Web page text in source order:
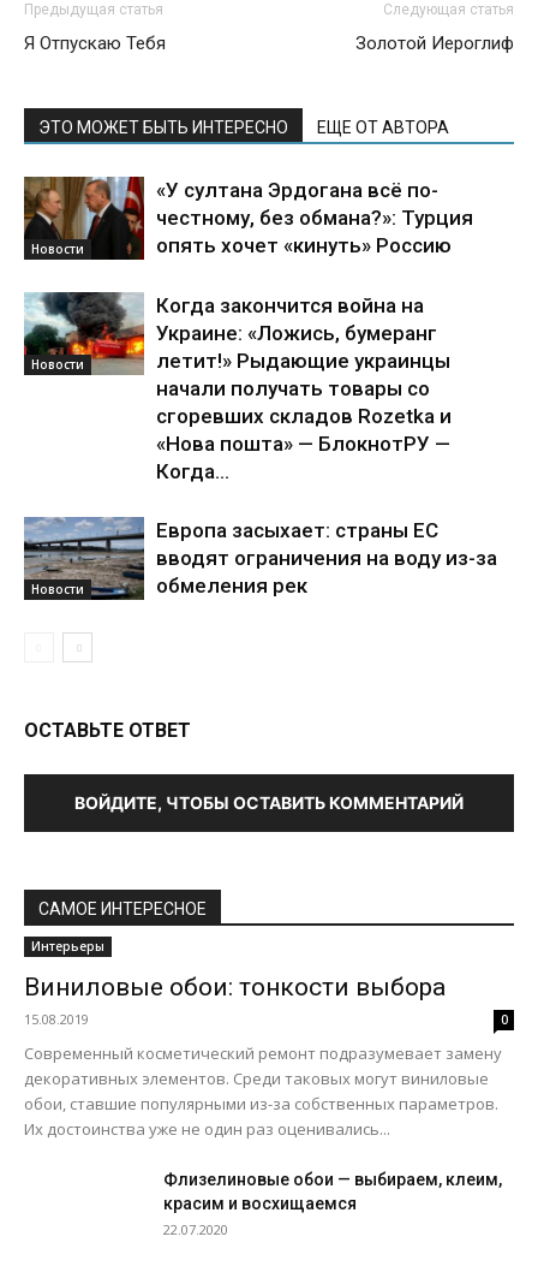
Предыдущая статья
Я Отпускаю Тебя
Следующая статья
Золотой Иероглиф
ЭТО МОЖЕТ БЫТЬ ИНТЕРЕСНО ЕЩЕ ОТ АВТОРА
Новости
«У султана Эрдогана всё по-
честному, без обмана?»: Турция
опять хочет «кинуть» Россию
Новости
Когда закончится война на
Украине: «Ложись, бумеранг
летит!» Рыдающие украинцы
начали получать товары со
сгоревших складов Rozetka и
«Нова пошта» — БлокнотРУ —
Когда...
Новости
Европа засыхает: страны ЕС
вводят ограничения на воду из-за
обмеления рек
ОСТАВЬТЕ ОТВЕТ
ВОЙДИТЕ, ЧТОБЫ ОСТАВИТЬ КОММЕНТАРИЙ
САМОЕ ИНТЕРЕСНОЕ
Интерьеры
Виниловые обои: тонкости выбора
15.08.2019 0
Современный косметический ремонт подразумевает замену
декоративных элементов. Среди таковых могут виниловые
обои, ставшие популярными из-за собственных параметров.
Их достоинства уже не один раз оценивались...
Флизелиновые обои — выбираем, клеим,
красим и восхищаемся
22.07.2020